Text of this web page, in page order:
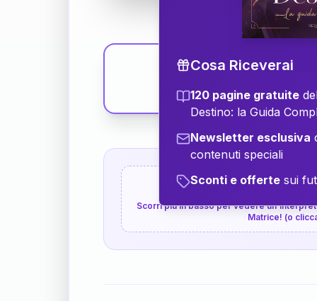
👇 P.S. Interpretazione
Scorri più in basso per vedere
Matrice! (o
Cosa Riceverai
120 pagine gratuite
Destino: la Guida
Newsletter esclusiva
contenuti speciali
Sconti e offerte sui